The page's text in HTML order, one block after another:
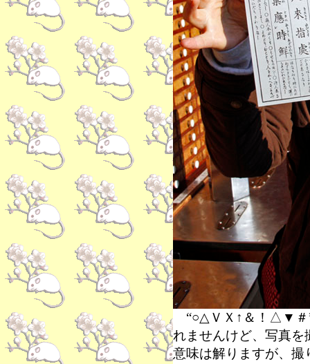
“○△ＶＸ↑＆！△▼＃”
れませんけど、写真を
意味は解りますが、撮